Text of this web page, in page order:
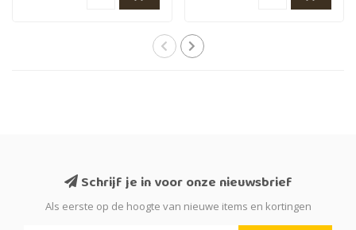
Schrijf je in voor onze nieuwsbrief
Als eerste op de hoogte van nieuwe items en kortingen